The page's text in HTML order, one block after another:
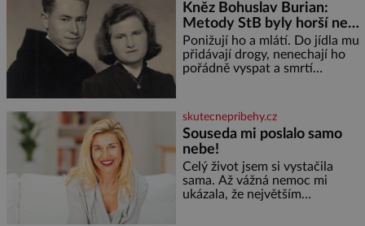
Kněz Bohuslav Burian:
Metody StB byly horší než
gestapácké trýznění
Ponižují ho a mlátí. Do jídla mu
přidávají drogy, nenechají ho
pořádně vyspat a smrtí
estébákům podepíše všechno,
co po něm chtějí. Svým
podpisem jim potvrdí také to, že
na něj během výslechů nikdo
nevyvíjel fyzický ani psychický
nátlak. Syn brněnského řezníka
chce být knězem a
skutecnepribehy.cz
Souseda mi poslalo samo
nebe!
Celý život jsem si vystačila
sama. Až vážná nemoc mi
ukázala, že největším